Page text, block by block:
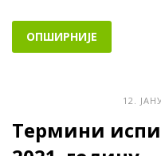
ОПШИРНИЈЕ
12.
Термини